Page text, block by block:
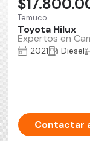
Temuco
Toyota Hilux
Expertos en
2021 Diesel
Contactar